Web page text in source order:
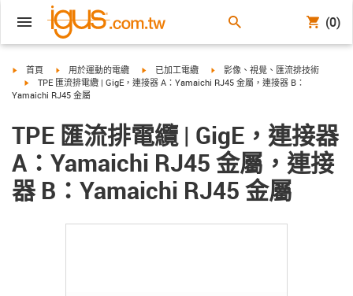
(0)
igus-icon-arrow-right
首頁 igus-icon-arrow-right
用於運動的電纜 igus-icon-arrow-right
已加工電纜 igus-icon-arrow-right
影像、視覺、匯流排技術
igus-icon-arrow-right
TPE 匯流排電纜 | GigE，連接器 A：Yamaichi RJ45 金屬，連接器 B：
Yamaichi RJ45 金屬
TPE 匯流排電纜 | GigE，連接器
A：Yamaichi RJ45 金屬，連接
器 B：Yamaichi RJ45 金屬